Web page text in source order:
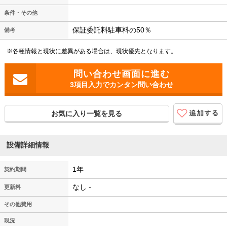
条件・その他
備考 保証委託料駐車料の50％
※各種情報と現状に差異がある場合は、現状優先となります。
3項目入力でカンタン問い合わせ
お気に入り一覧を見る
設備詳細情報
契約期間 1年
更新料 なし -
その他費用
現況